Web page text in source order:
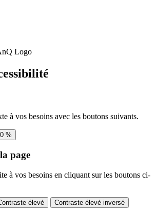
à vos besoins avec les boutons suivants.
%
page
à vos besoins en cliquant sur les boutons ci-
élevé Contraste élevé inversé